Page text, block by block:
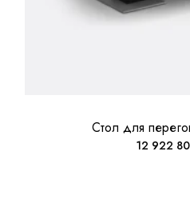
Стол для
12 922